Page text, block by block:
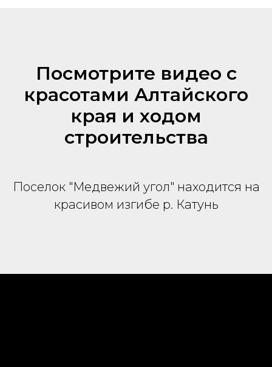
Посмотрите видео с
красотами Алтайского
края и ходом
строительства
Поселок "Медвежий угол" находится на
красивом изгибе р. Катунь